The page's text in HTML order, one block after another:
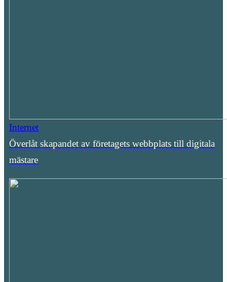
Internet
Överlåt skapandet av företagets webbplats till digitala
mästare